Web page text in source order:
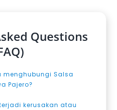
Questions
Salsa
Pajero?
kerusakan atau